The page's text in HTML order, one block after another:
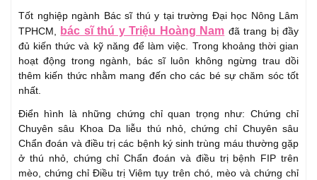
Tốt nghiệp ngành Bác sĩ thú y tại trường Đại học Nông Lâm
TPHCM, bác sĩ thú y Triệu Hoàng Nam đã trang bị đầy
đủ kiến thức và kỹ năng để làm việc. Trong khoảng thời gian
hoạt động trong ngành, bác sĩ luôn không ngừng trau dồi
thêm kiến thức nhằm mang đến cho các bé sự chăm sóc tốt
nhất.
Điển hình là những chứng chỉ quan trọng như: Chứng chỉ
Chuyên sâu Khoa Da liễu thú nhỏ, chứng chỉ Chuyên sâu
Chẩn đoán và điều trị các bệnh ký sinh trùng máu thường gặp
ở thú nhỏ, chứng chỉ Chẩn đoán và điều trị bệnh FIP trên
mèo, chứng chỉ Điều trị Viêm tụy trên chó, mèo và chứng chỉ